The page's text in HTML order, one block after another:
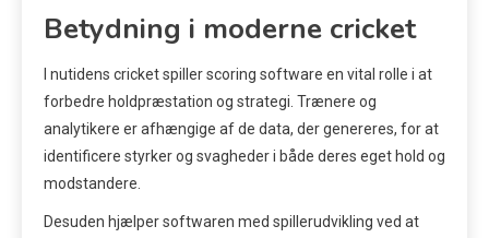
Betydning i moderne cricket
I nutidens cricket spiller scoring software en vital rolle i at
forbedre holdpræstation og strategi. Trænere og
analytikere er afhængige af de data, der genereres, for at
identificere styrker og svagheder i både deres eget hold og
modstandere.
Desuden hjælper softwaren med spillerudvikling ved at